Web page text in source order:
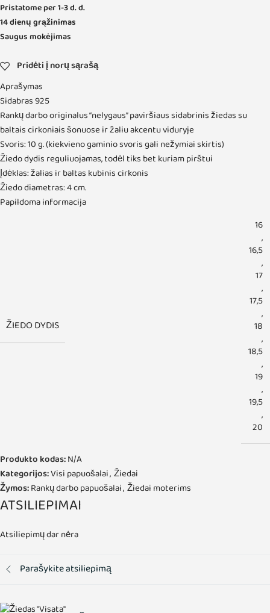
Pristatome per 1-3 d. d.
14 dienų grąžinimas
Saugus mokėjimas
Pridėti į norų sąrašą
Aprašymas
Sidabras 925
Rankų darbo originalus “nelygaus” paviršiaus sidabrinis žiedas su
baltais cirkoniais šonuose ir žaliu akcentu viduryje
Svoris: 10 g. (kiekvieno gaminio svoris gali nežymiai skirtis)
Žiedo dydis reguliuojamas, todėl tiks bet kuriam pirštui
Įdėklas: žalias ir baltas kubinis cirkonis
Žiedo diametras: 4 cm.
Papildoma informacija
ŽIEDO DYDIS
16
,
16,5
,
17
,
17,5
,
18
,
18,5
,
19
,
19,5
,
20
Produkto kodas:N/A
Kategorijos:Visi papuošalai, Žiedai
Žymos:Rankų darbo papuošalai, Žiedai moterims
ATSILIEPIMAI
Atsiliepimų dar nėra
Parašykite atsiliepimą